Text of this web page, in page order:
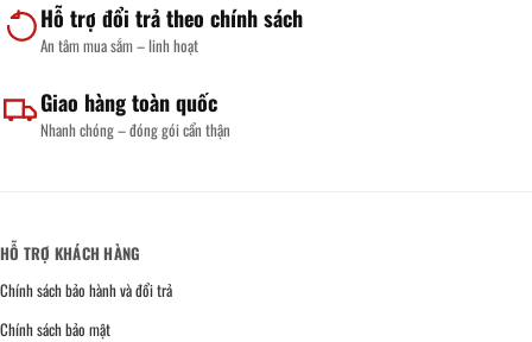
Hỗ trợ đổi trả theo chính sách
An tâm mua sắm – linh hoạt
Giao hàng toàn quốc
Nhanh chóng – đóng gói cẩn thận
HỖ TRỢ KHÁCH HÀNG
Chính sách bảo hành và đổi trả
Chính sách bảo mật